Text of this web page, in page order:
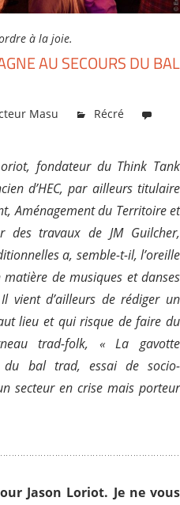
à la joie.
AU SECOURS DU BAL
Masu
Récré
, fondateur du Think Tank
d’HEC, par ailleurs titulaire
Aménagement du Territoire et
des travaux de JM Guilcher,
a, semble-t-il, l’oreille
de musiques et danses
vient d’ailleurs de rédiger un
lieu et qui risque de faire du
trad-folk, « La gavotte
du bal trad, essai de socio-
secteur en crise mais porteur
Jason Loriot. Je ne vous